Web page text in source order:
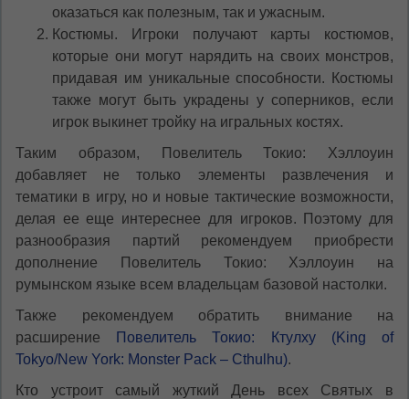
оказаться как полезным, так и ужасным.
Костюмы. Игроки получают карты костюмов,
которые они могут нарядить на своих монстров,
придавая им уникальные способности. Костюмы
также могут быть украдены у соперников, если
игрок выкинет тройку на игральных костях.
Таким образом, Повелитель Токио: Хэллоуин
добавляет не только элементы развлечения и
тематики в игру, но и новые тактические возможности,
делая ее еще интереснее для игроков. Поэтому для
разнообразия партий рекомендуем приобрести
дополнение Повелитель Токио: Хэллоуин на
румынском языке всем владельцам базовой настолки.
Также рекомендуем обратить внимание на
расширение
Повелитель Токио: Ктулху (King of
Tokyo/New York: Monster Pack – Cthulhu).
Кто устроит самый жуткий День всех Святых в